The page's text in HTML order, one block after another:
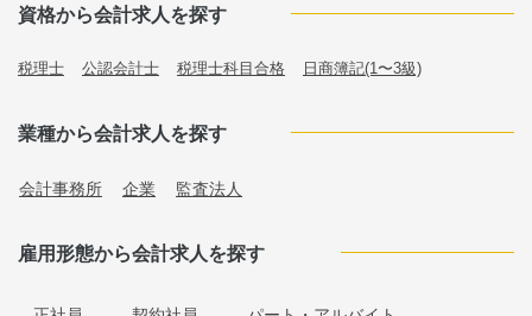
資格から会計求人を探す
税理士 公認会計士 税理士科目合格 日商簿記(1〜3級)
業種から会計求人を探す
会計事務所 企業 監査法人
雇用形態から会計求人を探す